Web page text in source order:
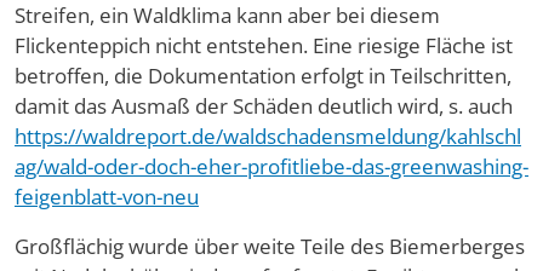
Streifen, ein Waldklima kann aber bei diesem
Flickenteppich nicht entstehen. Eine riesige Fläche ist
betroffen, die Dokumentation erfolgt in Teilschritten,
damit das Ausmaß der Schäden deutlich wird, s. auch
https://waldreport.de/waldschadensmeldung/kahlschl
ag/wald-oder-doch-eher-profitliebe-das-greenwashing-
feigenblatt-von-neu
Großflächig wurde über weite Teile des Biemerberges